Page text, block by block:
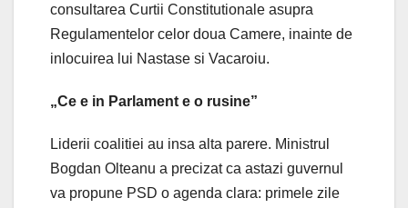
consultarea Curtii Constitutionale asupra
Regulamentelor celor doua Camere, inainte de
inlocuirea lui Nastase si Vacaroiu.
„Ce e in Parlament e o rusine”
Liderii coalitiei au insa alta parere. Ministrul
Bogdan Olteanu a precizat ca astazi guvernul
va propune PSD o agenda clara: primele zile